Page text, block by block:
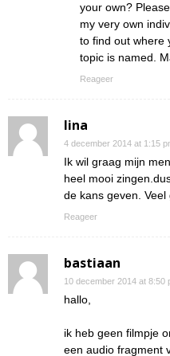
your own?
my very own
to find out where
topic is named.
Reageer
lina
4 december 2014 at 1:15
Ik wil graag mijn
heel mooi
de kans geven.
Reageer
bastiaan
10 december 2014 at 8:50
hallo,
ik heb geen filmpje
een audio fragment